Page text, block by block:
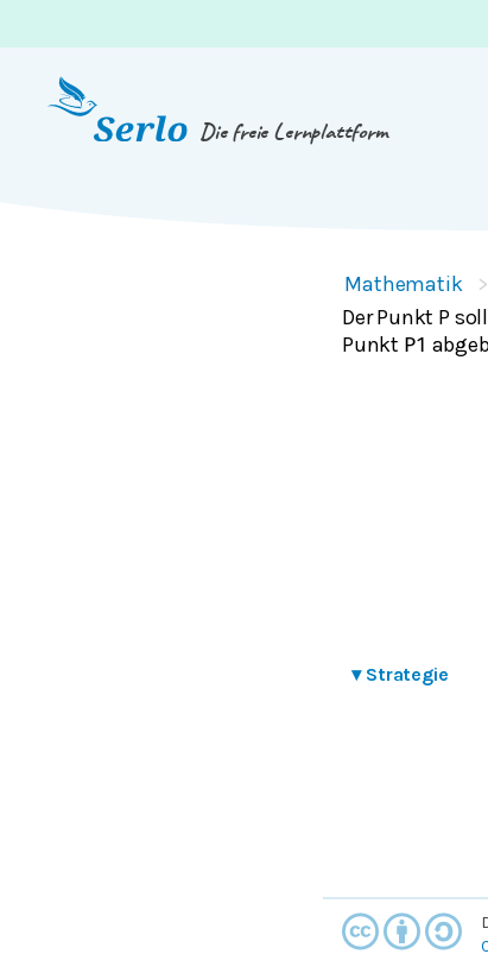
Die freie Lernplattform
Mathematik
Der Punkt P
Punkt P1
▾ Strategie